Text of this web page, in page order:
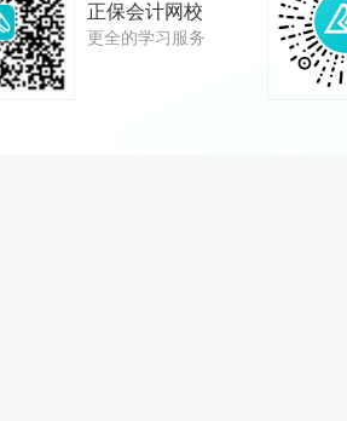
正保会计网校
更全的学习服务